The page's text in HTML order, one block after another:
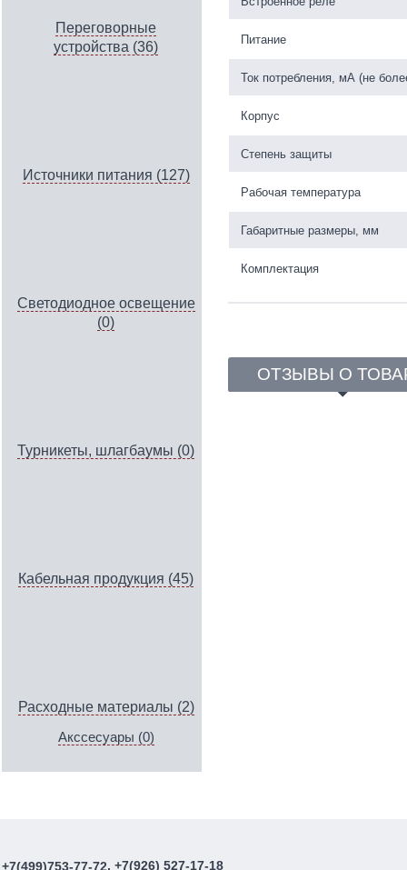
Переговорные
устройства (36)
Источники питания (127)
Светодиодное освещение
(0)
Турникеты, шлагбаумы (0)
Кабельная продукция (45)
Расходные материалы (2)
Акссесуары (0)
Питание
Ток потребления, мА (не
Корпус
Степень защиты
Рабочая температура
Габаритные размеры, мм
Комплектация
ОТЗЫВЫ О
+7(499)753-77-72, +7(926) 527-17-18